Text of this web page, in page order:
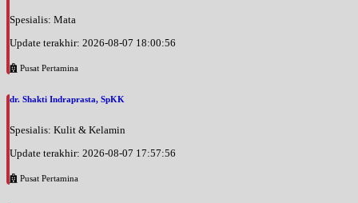
Spesialis: Mata
Update terakhir: 2026-08-07 18:00:56
Pusat Pertamina
dr. Shakti Indraprasta, SpKK
Spesialis: Kulit & Kelamin
Update terakhir: 2026-08-07 17:57:56
Pusat Pertamina